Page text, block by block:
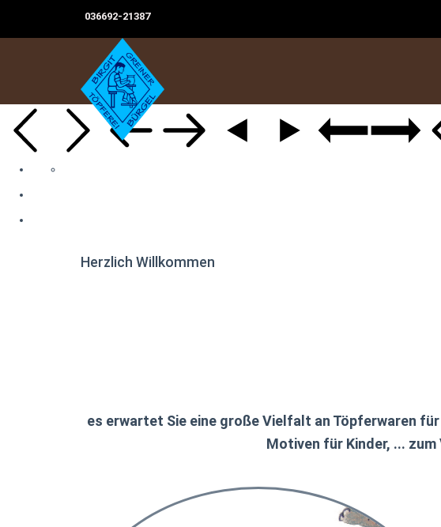
036692-21387
Herzlich Willkommen
es erwartet Sie eine große Vielfalt an Töpferwaren
Motiven für Kinder, ...